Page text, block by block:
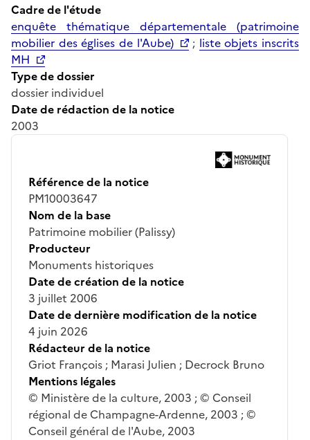
Cadre de l'étude
enquête thématique départementale (patrimoine
mobilier des églises de l'Aube)
; liste objets inscrits
MH
Type de dossier
dossier individuel
Date de rédaction de la notice
2003
Référence de la notice
PM10003647
Nom de la base
Patrimoine mobilier (Palissy)
Producteur
Monuments historiques
Date de création de la notice
3 juillet 2006
Date de dernière modification de la notice
4 juin 2026
Rédacteur de la notice
Griot François ; Marasi Julien ; Decrock Bruno
Mentions légales
© Ministère de la culture, 2003 ; © Conseil
régional de Champagne-Ardenne, 2003 ; ©
Conseil général de l'Aube, 2003